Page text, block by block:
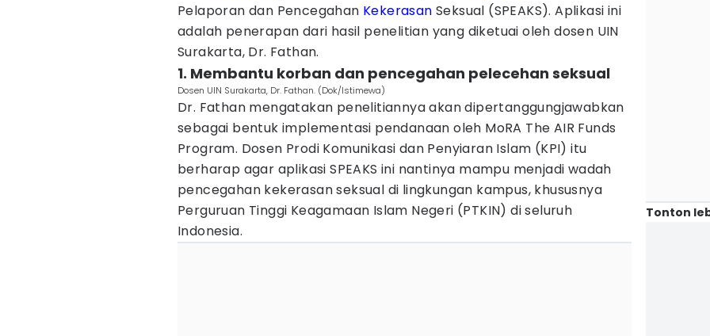
Pelaporan dan Pencegahan Kekerasan Seksual (SPEAKS). Aplikasi ini
adalah penerapan dari hasil penelitian yang diketuai oleh dosen UIN
Surakarta, Dr. Fathan.
1. Membantu korban dan pencegahan pelecehan seksual
Dosen UIN Surakarta, Dr. Fathan. (Dok/Istimewa)
Dr. Fathan mengatakan penelitiannya akan dipertanggungjawabkan
sebagai bentuk implementasi pendanaan oleh MoRA The AIR Funds
Program. Dosen Prodi Komunikasi dan Penyiaran Islam (KPI) itu
berharap agar aplikasi SPEAKS ini nantinya mampu menjadi wadah
pencegahan kekerasan seksual di lingkungan kampus, khususnya
Perguruan Tinggi Keagamaan Islam Negeri (PTKIN) di seluruh
Indonesia.
Tonton